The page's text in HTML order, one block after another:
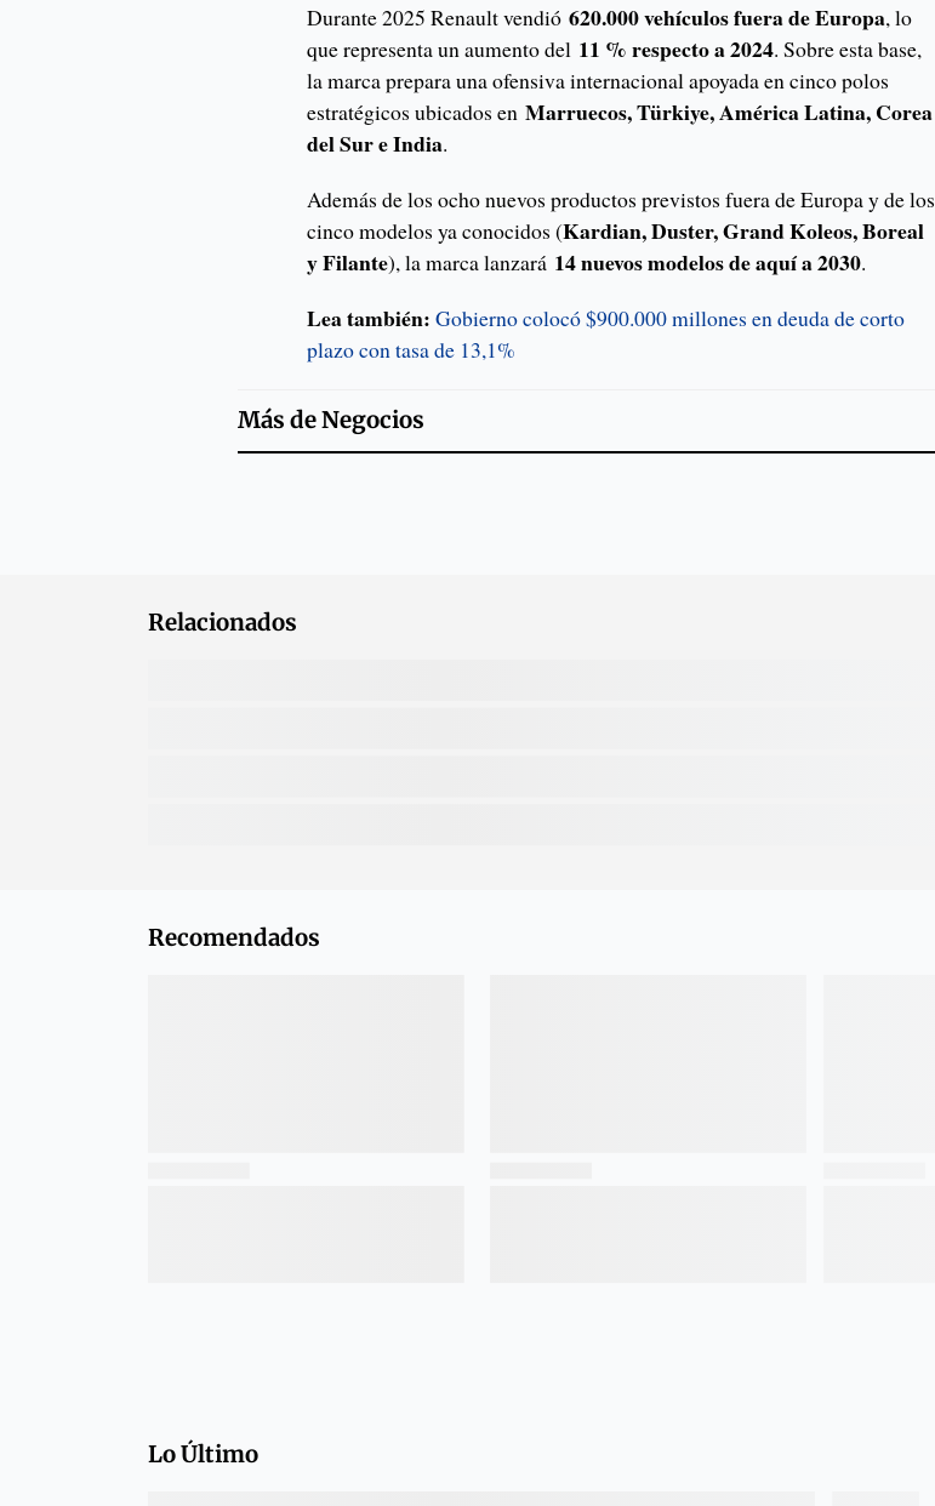
Durante 2025 Renault vendió620.000 vehículos fuera de Europa, lo
que representa un aumento del 11 % respecto a 2024. Sobre esta base,
la marca prepara una ofensiva internacional apoyada en cinco polos
estratégicos ubicados enMarruecos, Türkiye, América Latina, Corea
del Sur e India.
Además de los ocho nuevos productos previstos fuera de Europa y de los
cinco modelos ya conocidos (Kardian, Duster, Grand Koleos, Boreal
y Filante), la marca lanzará 14 nuevos modelos de aquí a 2030.
Lea también: Gobierno colocó $900.000 millones en deuda de corto
plazo con tasa de 13,1%
Más deNegocios
Relacionados
Recomendados
Lo Último